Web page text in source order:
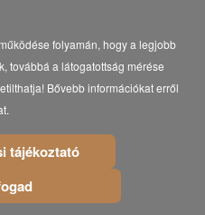
Károly Megyei Könyvtár
folyamán, hogy a legjobb
továbbá a látogatottság mérése
Bővebb információkat erről
tájékoztató